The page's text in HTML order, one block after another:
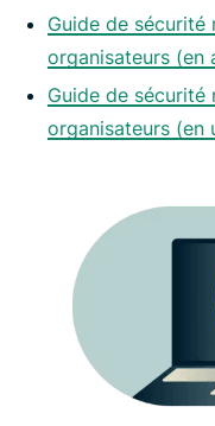
Guide de sécurité
organisateurs (en
Guide de sécurité
organisateurs (en